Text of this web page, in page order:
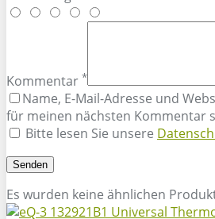
Kommentar *
Name, E-Mail-Adresse und
für meinen nächsten Kommentar
Bitte lesen Sie unsere
Es wurden keine ähnlichen